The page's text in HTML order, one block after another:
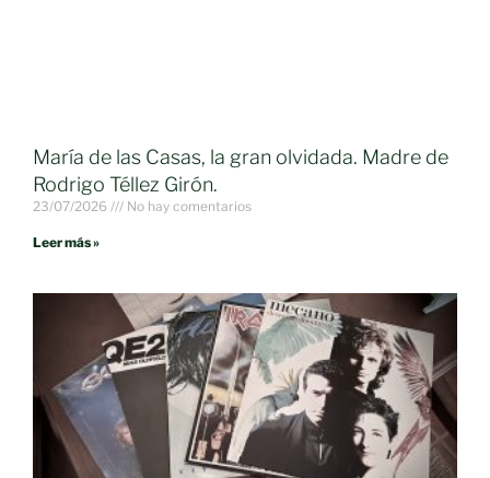
María de las Casas, la gran olvidada. Madre de
Rodrigo Téllez Girón.
23/07/2026 No hay comentarios
Leer más »